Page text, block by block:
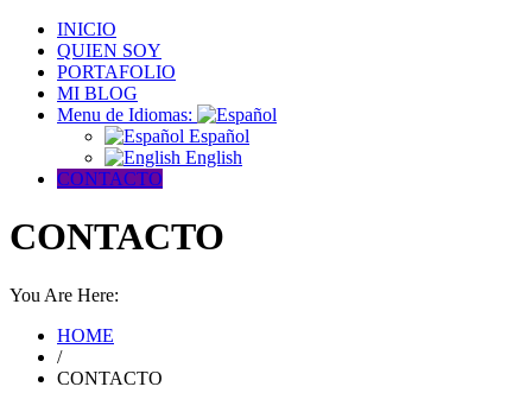
INICIO
QUIEN SOY
PORTAFOLIO
MI BLOG
Menu de Idiomas:
Español
English
CONTACTO
CONTACTO
You Are Here:
HOME
/
CONTACTO